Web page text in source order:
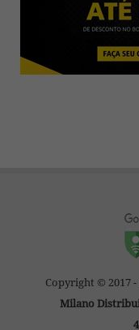
Copyright © 2017
Milano